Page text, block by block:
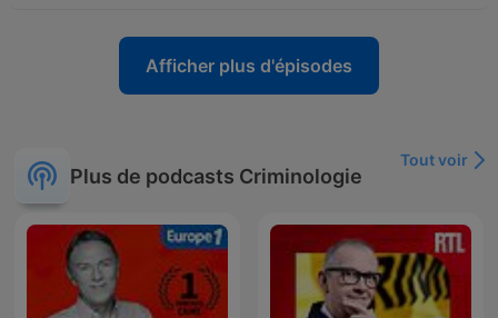
Afficher plus d'épisodes
Plus de podcasts Criminologie
Tout voir